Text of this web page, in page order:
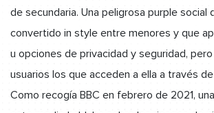
de secundaria. Una peligrosa purple social
convertido in style entre menores y que
u opciones de privacidad y seguridad,
usuarios los que acceden a ella a través
Como recogía BBC en febrero de 2021,